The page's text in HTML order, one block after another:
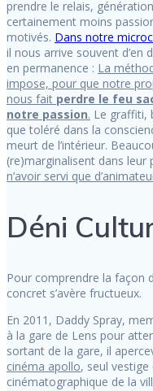
prendre le relais,
certainement moins
motivés. Dans notre
il nous arrive souvent d’en
en permanence : La
impose, pour que notre
nous fait perdre le feu
notre passion. Le graffiti,
que toléré dans la
meurt de l’intérieur.
(re)marginalisent dans
n’avoir servi que
Déni
Pour comprendre la façon
concret s’avère fructueux.
En 2011, Daddy Spray,
à la gare de Lens pour
sortant de la gare, il
cinéma apollo, seul
cinématographique de la